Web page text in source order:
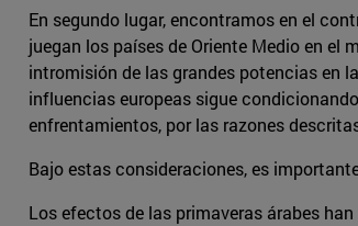
En segundo lugar, encontramos en el
juegan los países de Oriente Medio en el
intromisión de las grandes potencias en
influencias europeas sigue
enfrentamientos, por las razones
Bajo estas consideraciones, es
Los efectos de las primaveras árabes